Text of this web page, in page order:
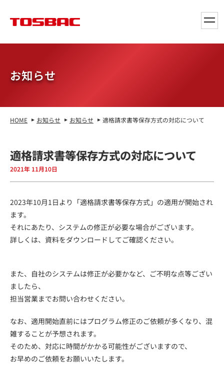
toggle
お知らせ
HOME お知らせ お知らせ 適格請求書等保存方式の対応について
適格請求書等保存方式の対応について
2021年 11月10日
2023年10月1日より「適格請求書等保存方式」の適用が開始され
ます。
それにあたり、システムの修正が必要な場合がございます。
詳しくは、資料をダウンロードしてご確認ください。
また、自社のシステムは修正が必要かなど、ご不明な点等ござい
ましたら、
担当営業までお問い合わせください。
なお、適用開始直前にはプログラム修正のご依頼が多くなり、混
雑することが予想されます。
そのため、対応に時間がかかる可能性がございますので、
お早めのご依頼をお願いいたします。